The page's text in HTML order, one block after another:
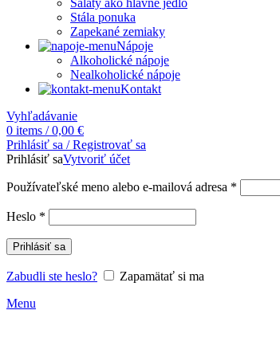
Šaláty ako hlavné jedlo
Stála ponuka
Zapekané zemiaky
Nápoje
Alkoholické nápoje
Nealkoholické nápoje
Kontakt
Vyhľadávanie
0 items / 0,00 €
Prihlásiť sa / Registrovať sa
Prihlásiť saVytvoriť účet
Používateľské meno alebo e-mailová adresa *
Heslo *
Prihlásiť sa
Zabudli ste heslo?
Zapamätať si ma
Menu